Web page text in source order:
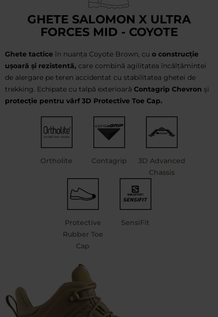
GHETE SALOMON X ULTRA
FORCES MID - COYOTE
Ghete tactice în nuanța Coyote Brown, cu o construcție
ușoară și rezistentă, care combină agilitatea încălțămintei
de alergare pe teren accidentat cu stabilitatea ghetei de
trekking. Echipate cu talpă exterioară Contagrip Chevron și
protecție pentru vârf 3D Protective Toe Cap.
Ortholite Contagrip
3D Advanced
Chassis
Protective
Rubber Toe
Cap
SensiFit